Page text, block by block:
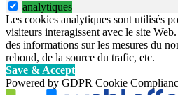
analytiques
Les cookies analytiques sont utilisés
visiteurs interagissent avec le site
des informations sur les mesures du
rebond, de la source du trafic, etc.
Save & Accept
Powered by GDPR Cookie